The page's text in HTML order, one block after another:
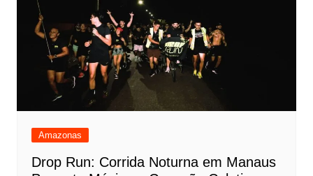
Amazonas
Drop Run: Corrida Noturna em Manaus